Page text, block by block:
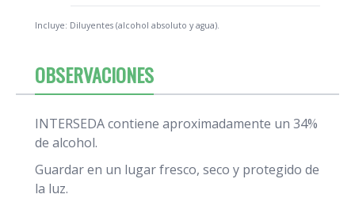
Incluye: Diluyentes (alcohol absoluto y agua).
OBSERVACIONES
INTERSEDA contiene aproximadamente un 34%
de alcohol.
Guardar en un lugar fresco, seco y protegido de
la luz.